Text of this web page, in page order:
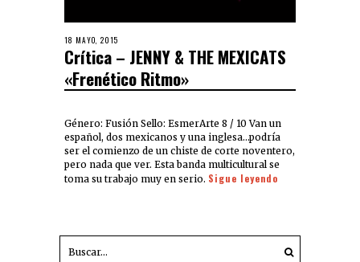
18 MAYO, 2015
Crítica – JENNY & THE MEXICATS
«Frenético Ritmo»
Género: Fusión Sello: EsmerArte 8 / 10 Van un
español, dos mexicanos y una inglesa…podría
ser el comienzo de un chiste de corte noventero,
pero nada que ver. Esta banda multicultural se
toma su trabajo muy en serio. Sigue leyendo